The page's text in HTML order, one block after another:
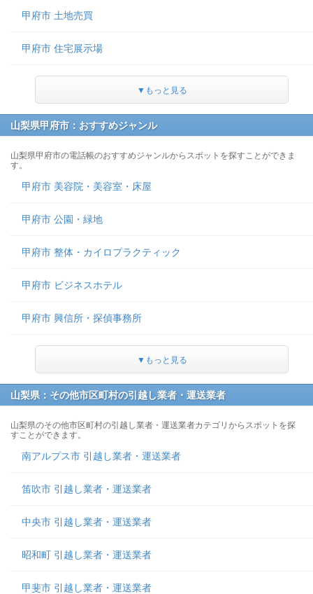
甲府市 土地売買
甲府市 住宅展示場
▼もっと見る
山梨県甲府市：おすすめジャンル
山梨県甲府市の電話帳のおすすめジャンルからスポットを探すことができま
す。
甲府市 美容院・美容室・床屋
甲府市 公園・緑地
甲府市 整体・カイロプラクティック
甲府市 ビジネスホテル
甲府市 興信所・探偵事務所
▼もっと見る
山梨県：その他市区町村の引越し業者・運送業者
山梨県のその他市区町村の引越し業者・運送業者カテゴリからスポットを探
すことができます。
南アルプス市 引越し業者・運送業者
笛吹市 引越し業者・運送業者
中央市 引越し業者・運送業者
昭和町 引越し業者・運送業者
甲斐市 引越し業者・運送業者